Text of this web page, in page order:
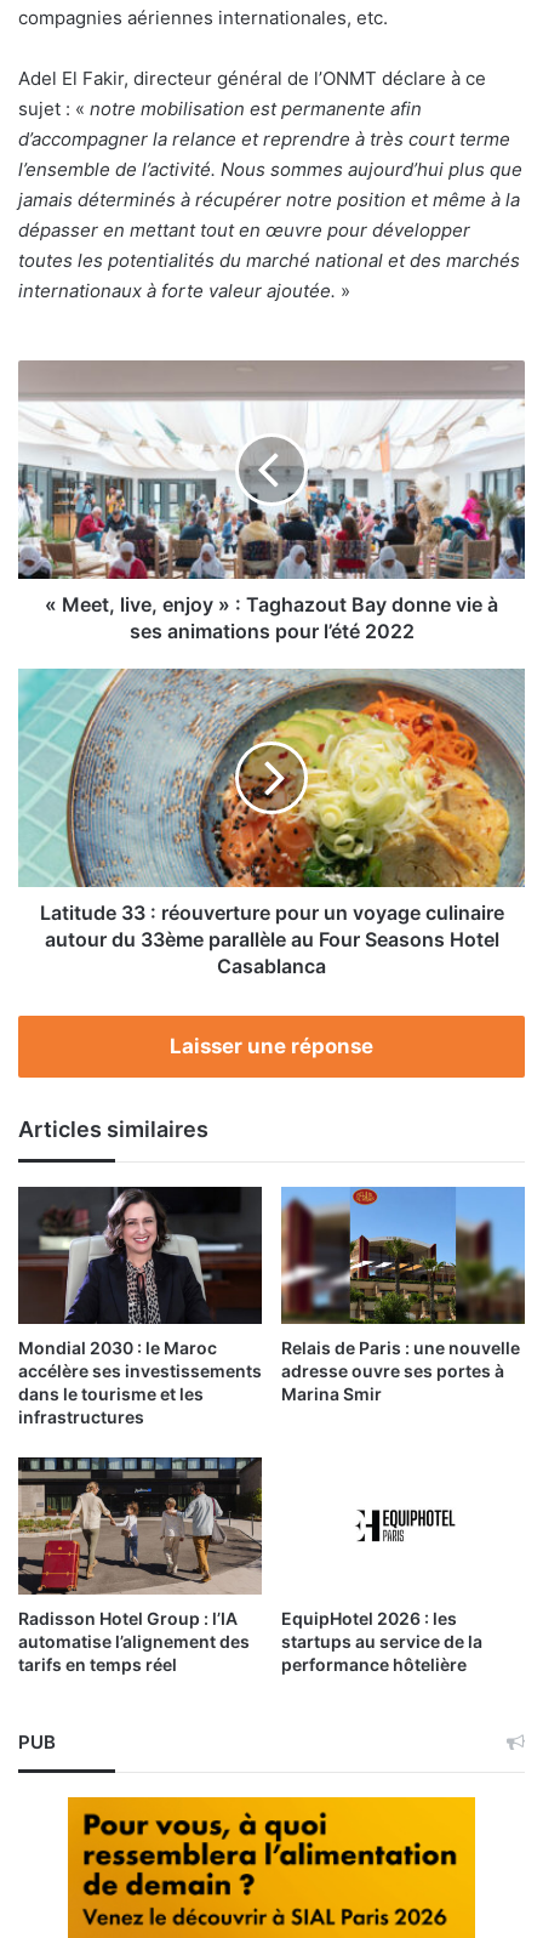
compagnies aériennes internationales, etc.
Adel El Fakir, directeur général de l’ONMT déclare à ce
sujet : « notre mobilisation est permanente afin
d’accompagner la relance et reprendre à très court terme
l’ensemble de l’activité. Nous sommes aujourd’hui plus que
jamais déterminés à récupérer notre position et même à la
dépasser en mettant tout en œuvre pour développer
toutes les potentialités du marché national et des marchés
internationaux à forte valeur ajoutée. »
Meet,
live,
enjoy
»
:
Taghazout
Bay
donne
animations
pour
l’été
2022
« Meet, live, enjoy » : Taghazout Bay donne vie à
ses animations pour l’été 2022
Latitude
33
:
réouverture
pour
un
voyage
culinaire
autour
33ème
Latitude 33 : réouverture pour un voyage culinaire
autour du 33ème parallèle au Four Seasons Hotel
Casablanca
Laisser une réponse
Articles similaires
Mondial 2030 : le Maroc
accélère ses investissements
dans le tourisme et les
infrastructures
Relais de Paris : une nouvelle
adresse ouvre ses portes à
Marina Smir
Radisson Hotel Group : l’IA
automatise l’alignement des
tarifs en temps réel
EquipHotel 2026 : les
startups au service de la
performance hôtelière
PUB